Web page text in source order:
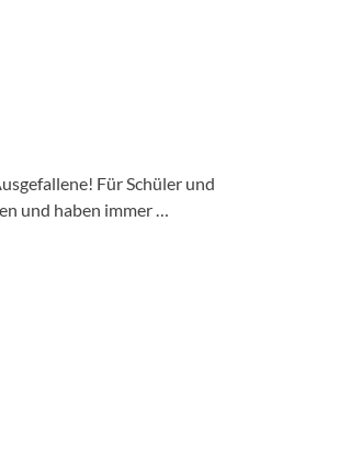
Für Schüler und
und haben immer …